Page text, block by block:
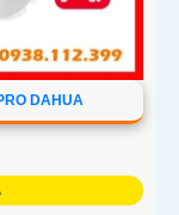
DAHUA